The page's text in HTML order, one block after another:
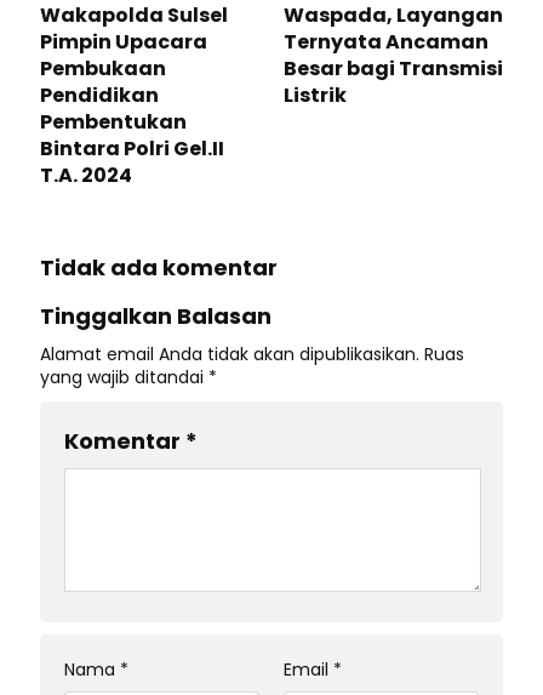
Wakapolda Sulsel
Pimpin Upacara
Pembukaan
Pendidikan
Pembentukan
Bintara Polri Gel.II
T.A. 2024
Waspada, Layangan
Ternyata Ancaman
Besar bagi Transmisi
Listrik
Tidak ada komentar
Tinggalkan Balasan
Alamat email Anda tidak akan dipublikasikan. Ruas
yang wajib ditandai *
Komentar *
Nama * Email *